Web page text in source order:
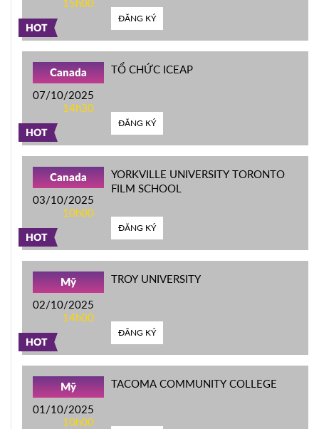
HOT
15h00
ĐĂNG KÝ
HOT
Canada
07/10/2025
14h30
TỔ CHỨC ICEAP
ĐĂNG KÝ
HOT
Canada
03/10/2025
10h00
YORKVILLE UNIVERSITY TORONTO
FILM SCHOOL
ĐĂNG KÝ
HOT
Mỹ
02/10/2025
14h00
TROY UNIVERSITY
ĐĂNG KÝ
Mỹ
01/10/2025
10h00
TACOMA COMMUNITY COLLEGE